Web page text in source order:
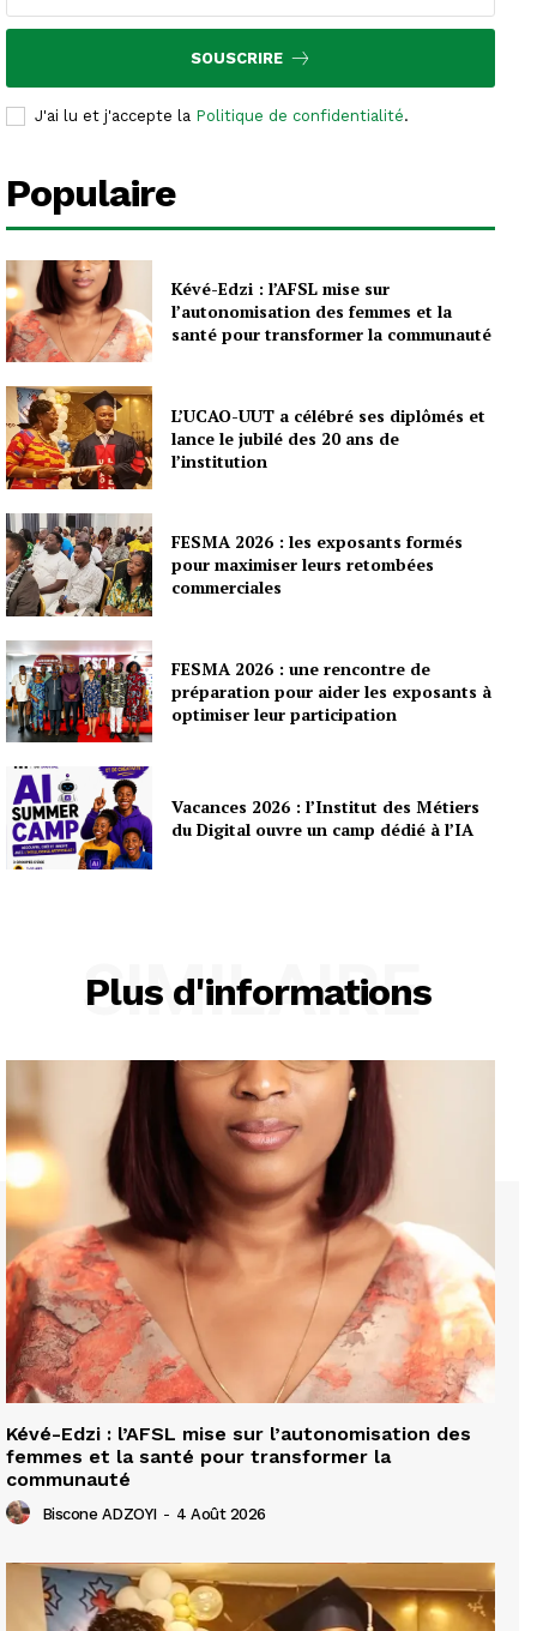
SOUSCRIRE
J'ai lu et j'accepte la Politique de confidentialité.
Populaire
Kévé-Edzi : l’AFSL mise sur
l’autonomisation des femmes et la
santé pour transformer la communauté
L’UCAO-UUT a célébré ses diplômés et
lance le jubilé des 20 ans de
l’institution
FESMA 2026 : les exposants formés
pour maximiser leurs retombées
commerciales
FESMA 2026 : une rencontre de
préparation pour aider les exposants à
optimiser leur participation
Vacances 2026 : l’Institut des Métiers
du Digital ouvre un camp dédié à l’IA
Plus d'informations
SIMILAIRE
Kévé-Edzi : l’AFSL mise sur l’autonomisation des
femmes et la santé pour transformer la
communauté
Biscone ADZOYI - 4 Août 2026